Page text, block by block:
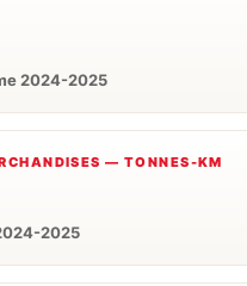
2024-2025
— TONNES-KM
2025